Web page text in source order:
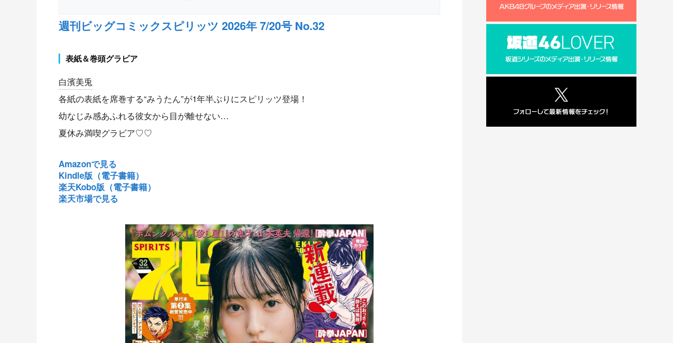
週刊ビッグコミックスピリッツ 2026年 7/20号 No.32
表紙＆巻頭グラビア
白濱美兎
各紙の表紙を席巻する“みうたん”が1年半ぶりにスピリッツ登場！
幼なじみ感あふれる彼女から目が離せない…
夏休み満喫グラビア♡♡
Amazonで見る
Kindle版（電子書籍）
楽天Kobo版（電子書籍）
楽天市場で見る